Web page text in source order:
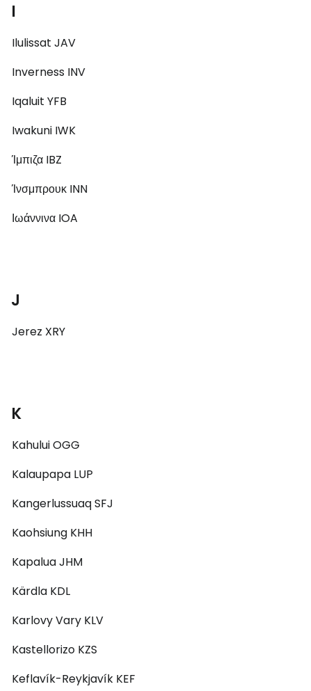
I
Ilulissat JAV
Inverness INV
Iqaluit YFB
Iwakuni IWK
Ίμπιζα IBZ
Ίνσμπρουκ INN
Ιωάννινα IOA
J
Jerez XRY
K
Kahului OGG
Kalaupapa LUP
Kangerlussuaq SFJ
Kaohsiung KHH
Kapalua JHM
Kärdla KDL
Karlovy Vary KLV
Kastellorizo KZS
Keflavík-Reykjavík KEF